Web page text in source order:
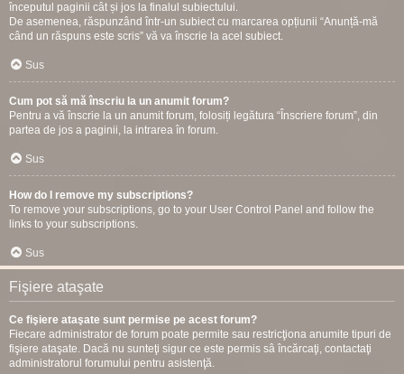
începutul paginii cât și jos la finalul subiectului.
De asemenea, răspunzând într-un subiect cu marcarea opțiunii “Anunță-mă
când un răspuns este scris” vă va înscrie la acel subiect.
Sus
Cum pot să mă înscriu la un anumit forum?
Pentru a vă înscrie la un anumit forum, folosiți legătura “Înscriere forum”, din
partea de jos a paginii, la intrarea în forum.
Sus
How do I remove my subscriptions?
To remove your subscriptions, go to your User Control Panel and follow the
links to your subscriptions.
Sus
Fişiere ataşate
Ce fişiere ataşate sunt permise pe acest forum?
Fiecare administrator de forum poate permite sau restricţiona anumite tipuri de
fişiere ataşate. Dacă nu sunteţi sigur ce este permis sâ încărcaţi, contactaţi
administratorul forumului pentru asistenţă.